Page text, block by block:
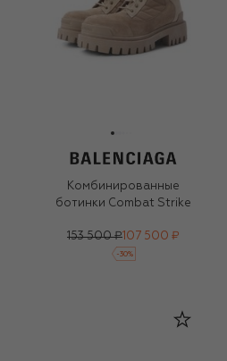
Комбинированные
ботинки Combat Strike
153 500 ₽ 107 500 ₽
-30%